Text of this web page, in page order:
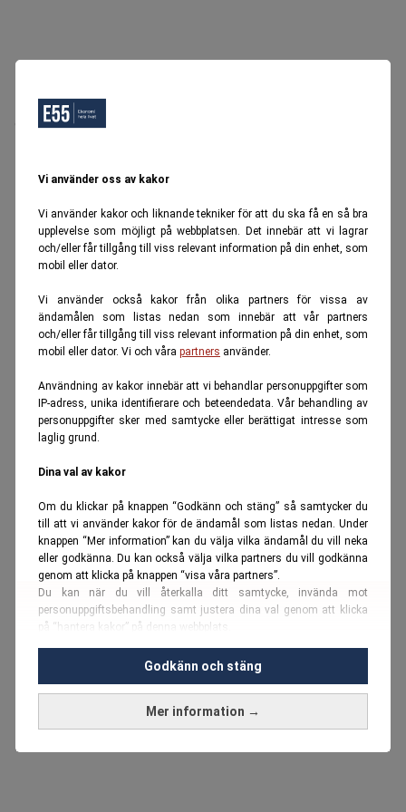
Vi använder oss av kakor
Vi använder kakor och liknande tekniker för att du ska få en så bra
upplevelse som möjligt på webbplatsen. Det innebär att vi lagrar
och/eller får tillgång till viss relevant information på din enhet, som
mobil eller dator.
Vi använder också kakor från olika partners för vissa av
ändamålen som listas nedan som innebär att vår partners
och/eller får tillgång till viss relevant information på din enhet, som
mobil eller dator. Vi och våra partners använder.
Användning av kakor innebär att vi behandlar personuppgifter som
IP-adress, unika identifierare och beteendedata. Vår behandling av
personuppgifter sker med samtycke eller berättigat intresse som
laglig grund.
Dina val av kakor
Om du klickar på knappen “Godkänn och stäng” så samtycker du
till att vi använder kakor för de ändamål som listas nedan. Under
knappen “Mer information” kan du välja vilka ändamål du vill neka
eller godkänna. Du kan också välja vilka partners du vill godkänna
genom att klicka på knappen “visa våra partners”.
Du kan när du vill återkalla ditt samtycke, invända mot
personuppgiftsbehandling samt justera dina val genom att klicka
på “hantera kakor” på denna webbplats.
Du kan fördjupa dig ytterligare i vårcookie-policy
Vi använder kakor och personuppgifter för dessa syften:
Nödvändiga cookies och liknande tekniker, anpassning av
Mer information →
Godkänn och stäng
Oops, Ett fel inträffade.